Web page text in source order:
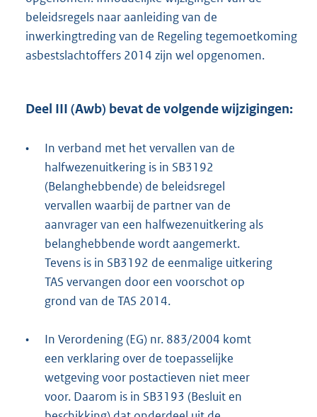
beleidsregels naar aanleiding van de
inwerkingtreding van de Regeling tegemoetkoming
asbestslachtoffers 2014 zijn wel opgenomen.
Deel III (Awb) bevat de volgende wijzigingen:
•
In verband met het vervallen van de
halfwezenuitkering is in SB3192
(Belanghebbende) de beleidsregel
vervallen waarbij de partner van de
aanvrager van een halfwezenuitkering als
belanghebbende wordt aangemerkt.
Tevens is in SB3192 de eenmalige uitkering
TAS vervangen door een voorschot op
grond van de TAS 2014.
•
In Verordening (EG) nr. 883/2004 komt
een verklaring over de toepasselijke
wetgeving voor postactieven niet meer
voor. Daarom is in SB3193 (Besluit en